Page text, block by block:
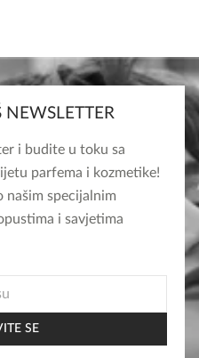
NEWSLETTER
i budite u toku sa
parfema i kozmetike!
našim specijalnim
i savjetima
SE